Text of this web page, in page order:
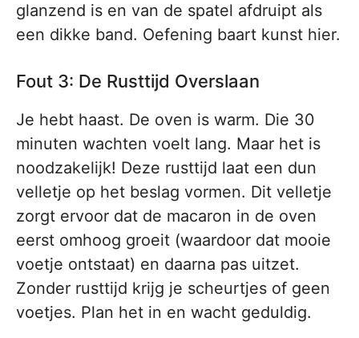
glanzend is en van de spatel afdruipt als
een dikke band. Oefening baart kunst hier.
Fout 3: De Rusttijd Overslaan
Je hebt haast. De oven is warm. Die 30
minuten wachten voelt lang. Maar het is
noodzakelijk! Deze rusttijd laat een dun
velletje op het beslag vormen. Dit velletje
zorgt ervoor dat de macaron in de oven
eerst omhoog groeit (waardoor dat mooie
voetje ontstaat) en daarna pas uitzet.
Zonder rusttijd krijg je scheurtjes of geen
voetjes. Plan het in en wacht geduldig.